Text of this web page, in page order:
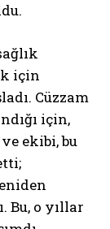
için
Cüzzam
için,
ekibi, bu
Bu, o yıllar